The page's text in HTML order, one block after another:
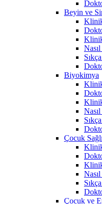
Beyin ve
Biyokimya
Çocuk
Çocuk ve